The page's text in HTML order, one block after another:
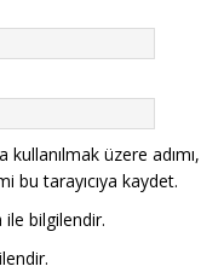
üzere adımı,
bu tarayıcıya kaydet.
bilgilendir.